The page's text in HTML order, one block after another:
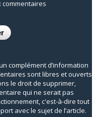
complément d’information
sont libres et ouverts
le droit de supprimer,
qui ne serait pas
c'est-à-dire tout
avec le sujet de l’article.